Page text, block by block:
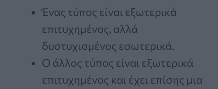
Ένας τύπος είναι εξωτερικά
επιτυχημένος, αλλά
δυστυχισμένος εσωτερικά.
Ο άλλος τύπος είναι εξωτερικά
επιτυχημένος και έχει επίσης μια